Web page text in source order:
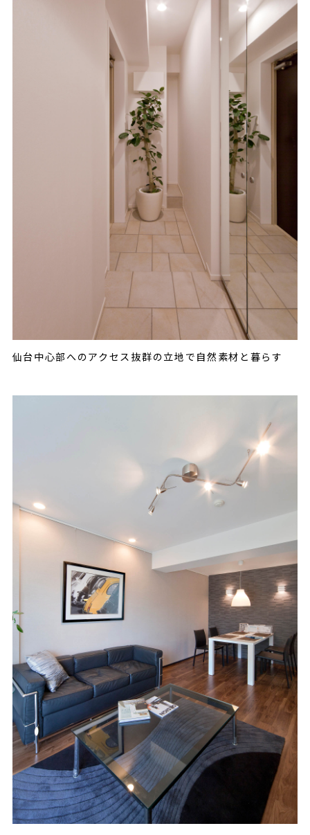
仙台中心部へのアクセス抜群の立地で自然素材と暮らす